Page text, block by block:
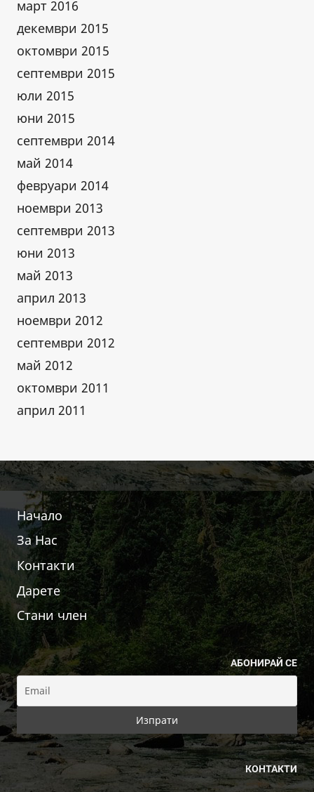
март 2016
декември 2015
октомври 2015
септември 2015
юли 2015
юни 2015
септември 2014
май 2014
февруари 2014
ноември 2013
септември 2013
юни 2013
май 2013
април 2013
ноември 2012
септември 2012
май 2012
октомври 2011
април 2011
Начало
За Нас
Контакти
Дарете
Стани член
АБОНИРАЙ СЕ
КОНТАКТИ